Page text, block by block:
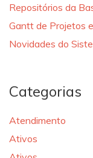
Repositórios da
Gantt de Projetos
Novidades do
Categorias
Atendimento
Ativos